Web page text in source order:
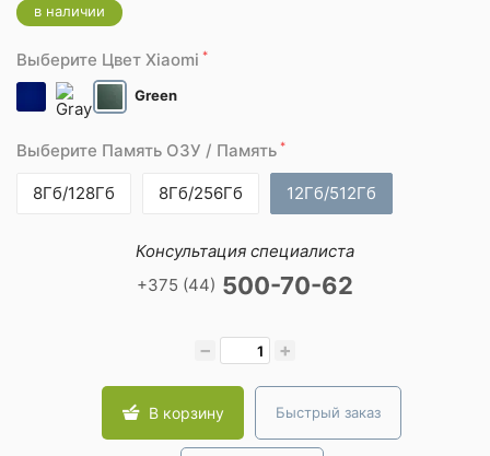
в наличии
Выберите Цвет Xiaomi *
Green
Выберите Память ОЗУ / Память *
8Гб/128Гб 8Гб/256Гб 12Гб/512Гб
Консультация специалиста
+375 (44) 500-70-62
− +
В корзину Быстрый заказ